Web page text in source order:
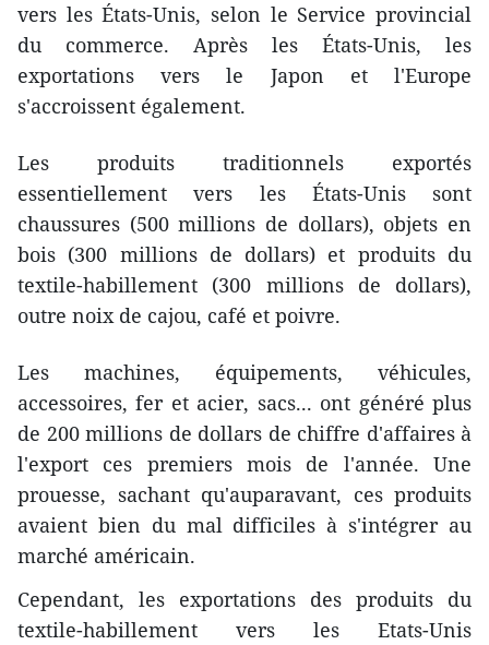
vers les États-Unis, selon le Service provincial
du commerce. Après les États-Unis, les
exportations vers le Japon et l'Europe
s'accroissent également.
Les produits traditionnels exportés
essentiellement vers les États-Unis sont
chaussures (500 millions de dollars), objets en
bois (300 millions de dollars) et produits du
textile-habillement (300 millions de dollars),
outre noix de cajou, café et poivre.
Les machines, équipements, véhicules,
accessoires, fer et acier, sacs... ont ​généré plus
de 200 millions de dollars de chiffre d'affaires à
l'export ces premiers mois de l'année. Une
prouesse, sachant qu'auparavant, ces produits
avaient bien du mal difficiles à s'intégrer au
marché américain.
Cependant, les exportations des produits du
textile-habillement vers les Etats-Unis